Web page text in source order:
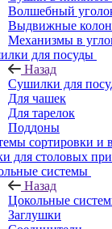
Волшебный
Выдвижные
Механизмы в
для посуды
Назад
Сушилки для
Для чашек
Для тарелок
Поддоны
сортировки и
для столовых
системы
Назад
Цокольные
Заглушки